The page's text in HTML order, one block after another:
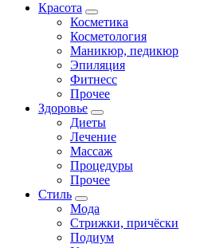
Красота
Косметика
Косметология
Маникюр, педикюр
Эпиляция
Фитнесс
Прочее
Здоровье
Диеты
Лечение
Массаж
Процедуры
Прочее
Стиль
Мода
Стрижки, причёски
Подиум